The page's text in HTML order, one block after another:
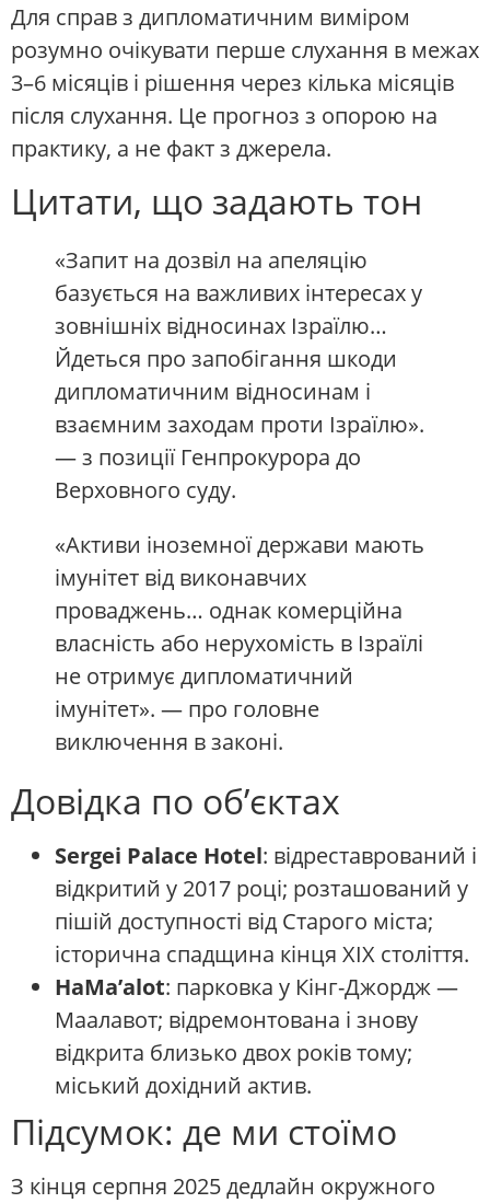
Для справ з дипломатичним виміром
розумно очікувати перше слухання в межах
3–6 місяців і рішення через кілька місяців
після слухання. Це прогноз з опорою на
практику, а не факт з джерела.
Цитати, що задають тон
«Запит на дозвіл на апеляцію
базується на важливих інтересах у
зовнішніх відносинах Ізраїлю…
Йдеться про запобігання шкоди
дипломатичним відносинам і
взаємним заходам проти Ізраїлю».
— з позиції Генпрокурора до
Верховного суду.
«Активи іноземної держави мають
імунітет від виконавчих
проваджень… однак комерційна
власність або нерухомість в Ізраїлі
не отримує дипломатичний
імунітет». — про головне
виключення в законі.
Довідка по об’єктах
Sergei Palace Hotel: відреставрований і
відкритий у 2017 році; розташований у
пішій доступності від Старого міста;
історична спадщина кінця XIX століття.
HaMa’alot: парковка у Кінг-Джордж —
Маалавот; відремонтована і знову
відкрита близько двох років тому;
міський дохідний актив.
Підсумок: де ми стоїмо
З кінця серпня 2025 дедлайн окружного